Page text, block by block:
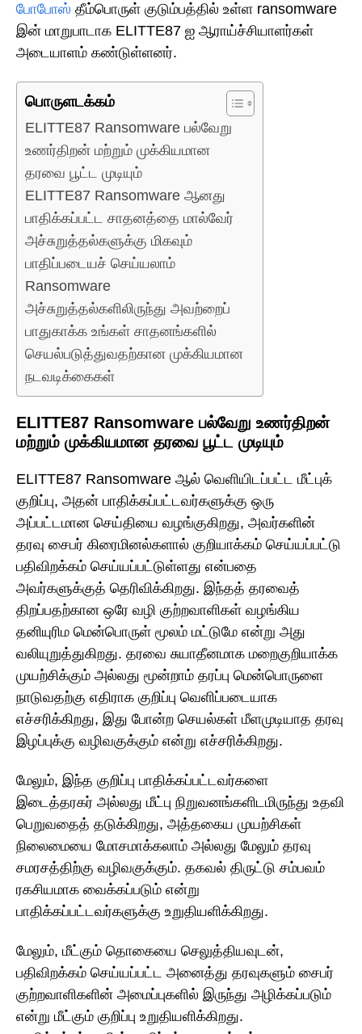
போபோஸ் தீம்பொருள் குடும்பத்தில் உள்ள ransomware
இன் மாறுபாடாக ELITTE87 ஐ ஆராய்ச்சியாளர்கள்
அடையாளம் கண்டுள்ளனர்.
பொருளடக்கம்
ELITTE87 Ransomware பல்வேறு
உணர்திறன் மற்றும் முக்கியமான
தரவை பூட்ட முடியும்
ELITTE87 Ransomware ஆனது
பாதிக்கப்பட்ட சாதனத்தை மால்வேர்
அச்சுறுத்தல்களுக்கு மிகவும்
பாதிப்படையச் செய்யலாம்
Ransomware
அச்சுறுத்தல்களிலிருந்து அவற்றைப்
பாதுகாக்க உங்கள் சாதனங்களில்
செயல்படுத்துவதற்கான முக்கியமான
நடவடிக்கைகள்
ELITTE87 Ransomware பல்வேறு உணர்திறன்
மற்றும் முக்கியமான தரவை பூட்ட முடியும்
ELITTE87 Ransomware ஆல் வெளியிடப்பட்ட மீட்புக்
குறிப்பு, அதன் பாதிக்கப்பட்டவர்களுக்கு ஒரு
அப்பட்டமான செய்தியை வழங்குகிறது, அவர்களின்
தரவு சைபர் கிரைமினல்களால் குறியாக்கம் செய்யப்பட்டு
பதிவிறக்கம் செய்யப்பட்டுள்ளது என்பதை
அவர்களுக்குத் தெரிவிக்கிறது. இந்தத் தரவைத்
திறப்பதற்கான ஒரே வழி குற்றவாளிகள் வழங்கிய
தனியுரிம மென்பொருள் மூலம் மட்டுமே என்று அது
வலியுறுத்துகிறது. தரவை சுயாதீனமாக மறைகுறியாக்க
முயற்சிக்கும் அல்லது மூன்றாம் தரப்பு மென்பொருளை
நாடுவதற்கு எதிராக குறிப்பு வெளிப்படையாக
எச்சரிக்கிறது, இது போன்ற செயல்கள் மீளமுடியாத தரவு
இழப்புக்கு வழிவகுக்கும் என்று எச்சரிக்கிறது.
மேலும், இந்த குறிப்பு பாதிக்கப்பட்டவர்களை
இடைத்தரகர் அல்லது மீட்பு நிறுவனங்களிடமிருந்து உதவி
பெறுவதைத் தடுக்கிறது, அத்தகைய முயற்சிகள்
நிலைமையை மோசமாக்கலாம் அல்லது மேலும் தரவு
சமரசத்திற்கு வழிவகுக்கும். தகவல் திருட்டு சம்பவம்
ரகசியமாக வைக்கப்படும் என்று
பாதிக்கப்பட்டவர்களுக்கு உறுதியளிக்கிறது.
மேலும், மீட்கும் தொகையை செலுத்தியவுடன்,
பதிவிறக்கம் செய்யப்பட்ட அனைத்து தரவுகளும் சைபர்
குற்றவாளிகளின் அமைப்புகளில் இருந்து அழிக்கப்படும்
என்று மீட்கும் குறிப்பு உறுதியளிக்கிறது.